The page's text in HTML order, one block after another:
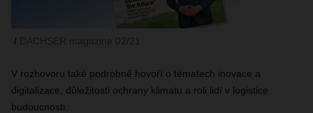
V rozhovoru také podrobně hovoří o tématech inovace a
digitalizace, důležitosti ochrany klimatu a roli lidí v logistice
budoucnosti.